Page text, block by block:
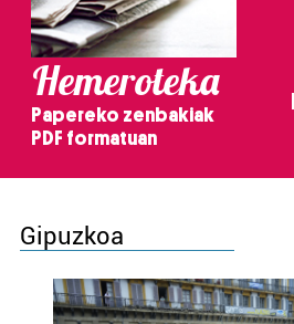
Hemeroteka
Papereko zenbakiak
PDF formatuan
Gipuzkoa